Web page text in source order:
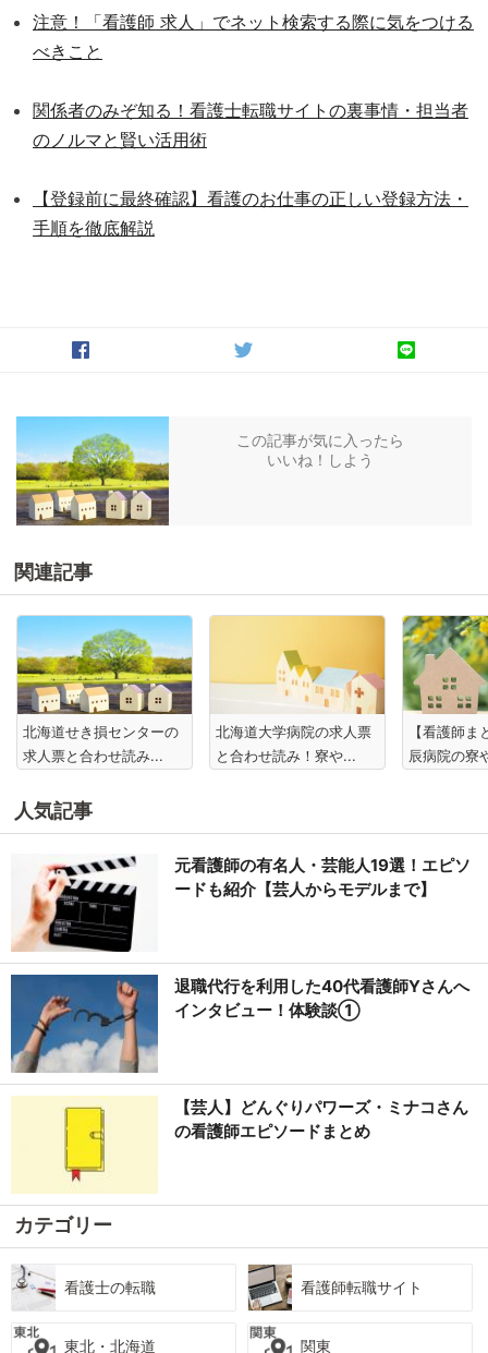
注意！「看護師 求人」でネット検索する際に気をつける
べきこと
関係者のみぞ知る！看護士転職サイトの裏事情・担当者
のノルマと賢い活用術
【登録前に最終確認】看護のお仕事の正しい登録方法・
手順を徹底解説
この記事が気に入ったら
いいね！しよう
関連記事
北海道せき損センターの
求人票と合わせ読み...
北海道大学病院の求人票
と合わせ読み！寮や...
【看護師
辰病院の寮
人気記事
元看護師の有名人・芸能人19選！エピソ
ードも紹介【芸人からモデルまで】
退職代行を利用した40代看護師Yさんへ
インタビュー！体験談①
【芸人】どんぐりパワーズ・ミナコさん
の看護師エピソードまとめ
カテゴリー
看護士の転職 看護師転職サイト
東北・北海道 関東